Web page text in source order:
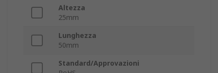
Altezza
25mm
Lunghezza
50mm
Standard/Approvazioni